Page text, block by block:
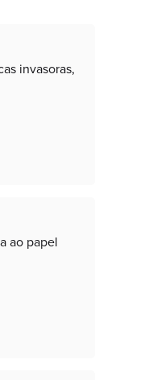
invasoras,
ao papel